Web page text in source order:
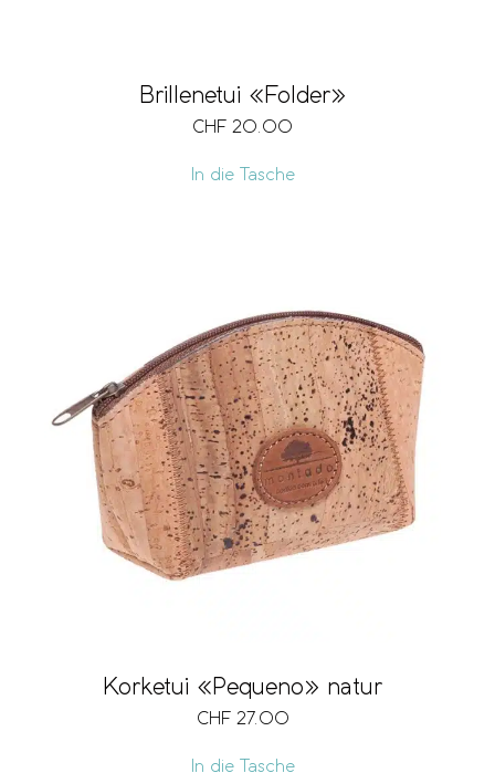
Brillenetui «Folder»
CHF 20.00
In die Tasche
Korketui «Pequeno» natur
CHF 27.00
In die Tasche